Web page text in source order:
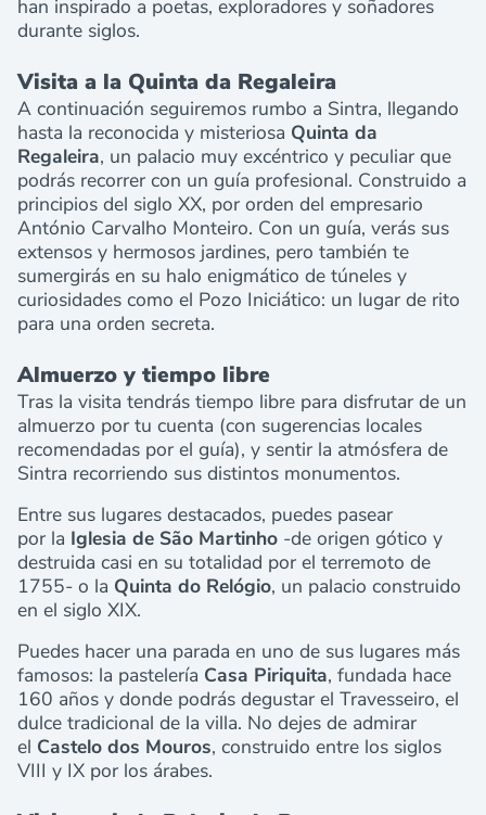
han inspirado a poetas, exploradores y soñadores
durante siglos.
Visita a la Quinta da Regaleira
A continuación seguiremos rumbo a Sintra, llegando
hasta la reconocida y misteriosa Quinta da
Regaleira, un palacio muy excéntrico y peculiar que
podrás recorrer con un guía profesional. Construido a
principios del siglo XX, por orden del empresario
António Carvalho Monteiro. Con un guía, verás sus
extensos y hermosos jardines, pero también te
sumergirás en su halo enigmático de túneles y
curiosidades como el Pozo Iniciático: un lugar de rito
para una orden secreta.
Almuerzo y tiempo libre
Tras la visita tendrás tiempo libre para disfrutar de un
almuerzo por tu cuenta (con sugerencias locales
recomendadas por el guía), y sentir la atmósfera de
Sintra recorriendo sus distintos monumentos.
Entre sus lugares destacados, puedes pasear
por la Iglesia de São Martinho -de origen gótico y
destruida casi en su totalidad por el terremoto de
1755- o la Quinta do Relógio, un palacio construido
en el siglo XIX.
Puedes hacer una parada en uno de sus lugares más
famosos: la pastelería Casa Piriquita, fundada hace
160 años y donde podrás degustar el Travesseiro, el
dulce tradicional de la villa. No dejes de admirar
el Castelo dos Mouros, construido entre los siglos
VIII y IX por los árabes.